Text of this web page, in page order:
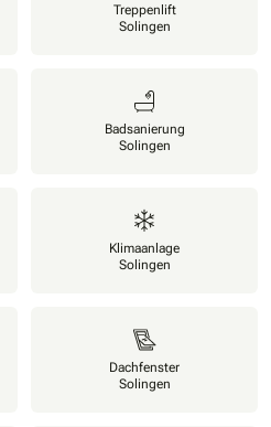
Treppenlift
Solingen
Badsanierung
Solingen
Klimaanlage
Solingen
Dachfenster
Solingen